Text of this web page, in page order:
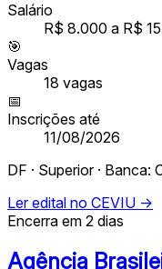
Salário
R$ 8.000 a R$
🎯
Vagas
18 vagas
📅
Inscrições até
11/08/2026
DF · Superior · Banca:
Ler edital no CEVIU →
Encerra em 2 dias
Agência